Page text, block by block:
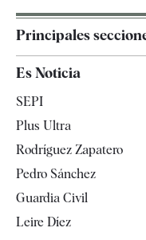
Principales
España
Televisión
Es Noticia
SEPI
Plus Ultra
Rodríguez Zapatero
Pedro Sánchez
Guardia Civil
Leire Díez